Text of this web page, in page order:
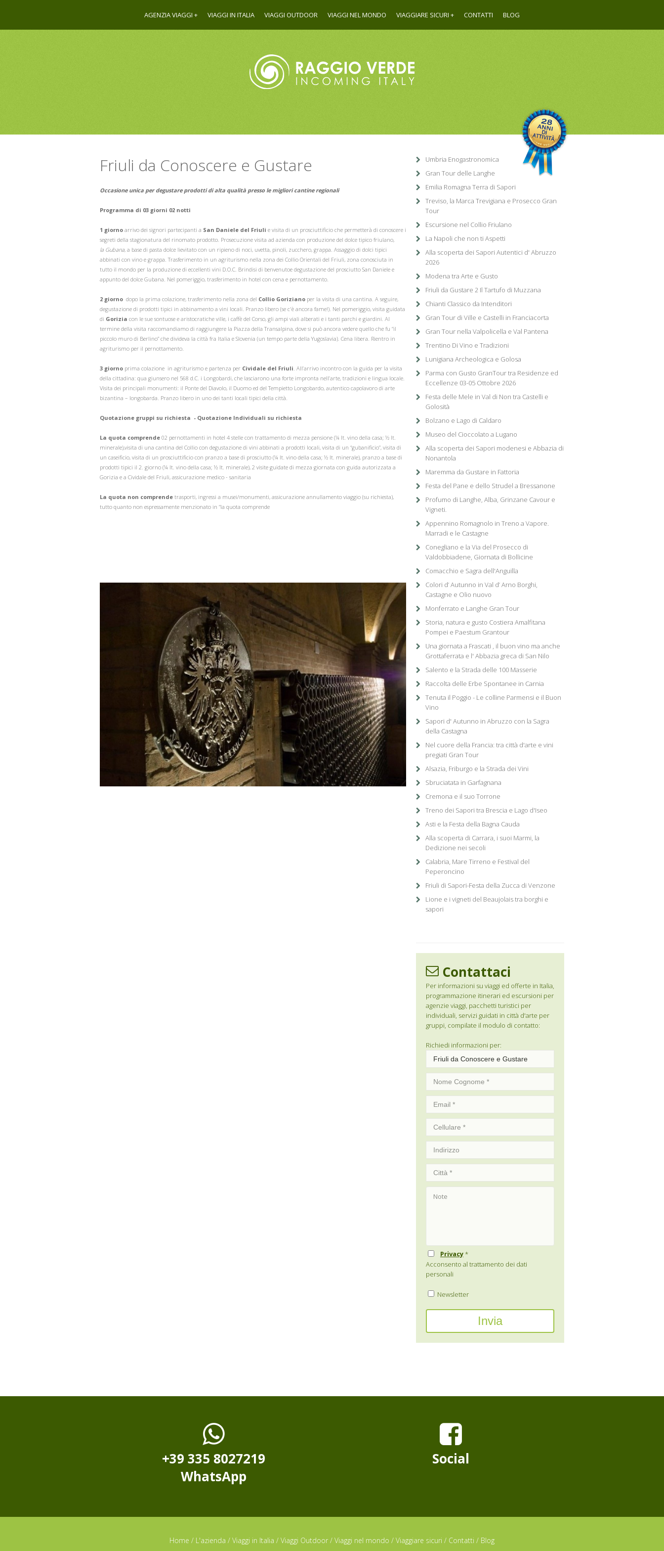
AGENZIA VIAGGI VIAGGI IN ITALIA VIAGGI OUTDOOR VIAGGI NEL MONDO VIAGGIARE SICURI CONTATTI BLOG
Friuli da Conoscere e Gustare
Occasione unica per degustare prodotti di alta qualità presso le migliori cantine regionali
Programma di 03 giorni 02 notti
1 giorno arrivo dei signori partecipanti a San Daniele del Friuli e visita di un prosciuttificio che permetterà di conoscere i
segreti della stagionatura del rinomato prodotto. Prosecuzione visita ad azienda con produzione del dolce tipico friulano,
la Gubana, a base di pasta dolce lievitato con un ripieno di noci, uvetta, pinoli, zucchero, grappa. Assaggio di dolci tipici
abbinati con vino e grappa. Trasferimento in un agriturismo nella zona dei Collio Orientali del Friuli, zona conosciuta in
tutto il mondo per la produzione di eccellenti vini D.O.C. Brindisi di benvenutoe degustazione del prosciutto San Daniele e
appunto del dolce Gubana. Nel pomeriggio, trasferimento in hotel con cena e pernottamento.
2 giorno dopo la prima colazione, trasferimento nella zona del Collio Goriziano per la visita di una cantina. A seguire,
degustazione di prodotti tipici in abbinamento a vini locali. Pranzo libero (se c'è ancora fame!). Nel pomeriggio, visita guidata
di Gorizia con le sue sontuose e aristocratiche ville, i caffè del Corso, gli ampi viali alberati e i tanti parchi e giardini. Al
termine della visita raccomandiamo di raggiungere la Piazza della Transalpina, dove si può ancora vedere quello che fu “il
piccolo muro di Berlino” che divideva la città fra Italia e Slovenia (un tempo parte della Yugoslavia). Cena libera. Rientro in
agriturismo per il pernottamento.
3 giorno prima colazione in agriturismo e partenza per Cividale del Friuli. All’arrivo incontro con la guida per la visita
della cittadina: qua giunsero nel 568 d.C. i Longobardi, che lasciarono una forte impronta nell’arte, tradizioni e lingua locale.
Visita dei principali monumenti: il Ponte del Diavolo, il Duomo ed del Tempietto Longobardo, autentico capolavoro di arte
bizantina – longobarda. Pranzo libero in uno dei tanti locali tipici della città.
Quotazione gruppi su richiesta - Quotazione Individuali su richiesta
La quota comprende 02 pernottamenti in hotel 4 stelle con trattamento di mezza pensione (¼ lt. vino della casa; ½ lt.
minerale),visita di una cantina del Collio con degustazione di vini abbinati a prodotti locali, visita di un “gubanificio”, visita di
un caseificio, visita di un prosciuttificio con pranzo a base di prosciutto (¼ lt. vino della casa; ½ lt. minerale), pranzo a base di
prodotti tipici il 2. giorno (¼ lt. vino della casa; ½ lt. minerale), 2 visite guidate di mezza giornata con guida autorizzata a
Gorizia e a Cividale del Friuli, assicurazione medico - sanitaria
La quota non comprende trasporti, ingressi a musei/monumenti, assicurazione annullamento viaggio (su richiesta),
tutto quanto non espressamente menzionato in “la quota comprende
Umbria Enogastronomica
Gran Tour delle Langhe
Emilia Romagna Terra di Sapori
Treviso, la Marca Trevigiana e Prosecco Gran
Tour
Escursione nel Collio Friulano
La Napoli che non ti Aspetti
Alla scoperta dei Sapori Autentici d' Abruzzo
2026
Modena tra Arte e Gusto
Friuli da Gustare 2 Il Tartufo di Muzzana
Chianti Classico da Intenditori
Gran Tour di Ville e Castelli in Franciacorta
Gran Tour nella Valpolicella e Val Pantena
Trentino Di Vino e Tradizioni
Lunigiana Archeologica e Golosa
Parma con Gusto GranTour tra Residenze ed
Eccellenze 03-05 Ottobre 2026
Festa delle Mele in Val di Non tra Castelli e
Golosità
Bolzano e Lago di Caldaro
Museo del Cioccolato a Lugano
Alla scoperta dei Sapori modenesi e Abbazia di
Nonantola
Maremma da Gustare in Fattoria
Festa del Pane e dello Strudel a Bressanone
Profumo di Langhe, Alba, Grinzane Cavour e
Vigneti.
Appennino Romagnolo in Treno a Vapore.
Marradi e le Castagne
Conegliano e la Via del Prosecco di
Valdobbiadene, Giornata di Bollicine
Comacchio e Sagra dell'Anguilla
Colori d’ Autunno in Val d’ Arno Borghi,
Castagne e Olio nuovo
Monferrato e Langhe Gran Tour
Storia, natura e gusto Costiera Amalfitana
Pompei e Paestum Grantour
Una giornata a Frascati , il buon vino ma anche
Grottaferrata e l' Abbazia greca di San Nilo
Salento e la Strada delle 100 Masserie
Raccolta delle Erbe Spontanee in Carnia
Tenuta il Poggio - Le colline Parmensi e il Buon
Vino
Sapori d' Autunno in Abruzzo con la Sagra
della Castagna
Nel cuore della Francia: tra città d'arte e vini
pregiati Gran Tour
Alsazia, Friburgo e la Strada dei Vini
Sbruciatata in Garfagnana
Cremona e il suo Torrone
Treno dei Sapori tra Brescia e Lago d'Iseo
Asti e la Festa della Bagna Cauda
Alla scoperta di Carrara, i suoi Marmi, la
Dedizione nei secoli
Calabria, Mare Tirreno e Festival del
Peperoncino
Friuli di Sapori-Festa della Zucca di Venzone
Lione e i vigneti del Beaujolais tra borghi e
sapori
Contattaci
Per informazioni su viaggi ed offerte in Italia,
programmazione itinerari ed escursioni per
agenzie viaggi, pacchetti turistici per
individuali, servizi guidati in città d'arte per
gruppi, compilate il modulo di contatto:
Richiedi informazioni per:
Privacy*
Acconsento al trattamento dei dati
personali
Newsletter
+39 335 8027219
WhatsApp
Social
Home / L'azienda / Viaggi in Italia / Viaggi Outdoor / Viaggi nel mondo / Viaggiare sicuri / Contatti / Blog